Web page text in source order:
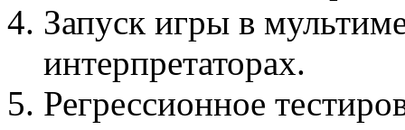
Запуск игры в
интерпретаторах.
Регрессионное